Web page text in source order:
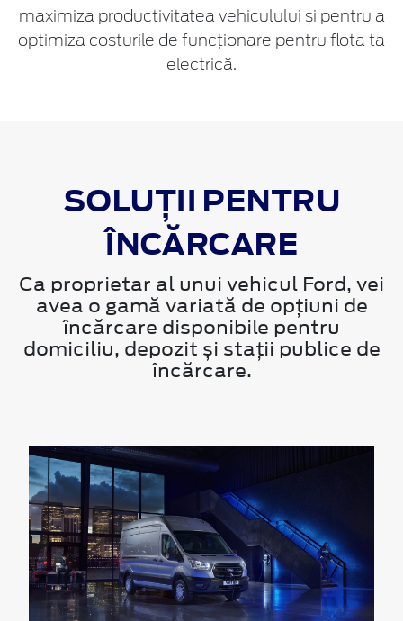
maximiza productivitatea vehiculului și pentru a
optimiza costurile de funcționare pentru flota ta
electrică.
SOLUȚII PENTRU
ÎNCĂRCARE
Ca proprietar al unui vehicul Ford, vei
avea o gamă variată de opțiuni de
încărcare disponibile pentru
domiciliu, depozit și stații publice de
încărcare.